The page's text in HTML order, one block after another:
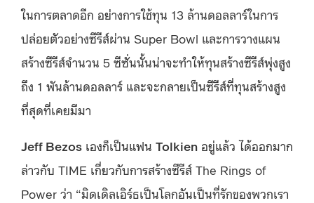
ในการตลาดอีก อย่างการใช้ทุน 13 ล้านดอลลาร์ในการ
ปล่อยตัวอย่างซีรีส์ผ่าน Super Bowl และการวางแผน
สร้างซีรีส์จำนวน 5 ซีซั่นนั้นน่าจะทำให้ทุนสร้างซีรีส์พุ่งสูง
ถึง 1 พันล้านดอลลาร์ และจะกลายเป็นซีรีส์ที่ทุนสร้างสูง
ที่สุดที่เคยมีมา
Jeff Bezos เองก็เป็นแฟน Tolkien อยู่แล้ว ได้ออกมาก
ล่าวกับ TIME เกี่ยวกับการสร้างซีรีส์ The Rings of
Power ว่า “มิดเดิลเอิร์ธเป็นโลกอันเป็นที่รักของพวกเรา